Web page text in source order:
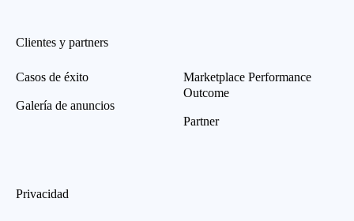
Clientes y partners
Casos de éxito
Galería de anuncios
Marketplace Performance
Outcome
Partner
Privacidad